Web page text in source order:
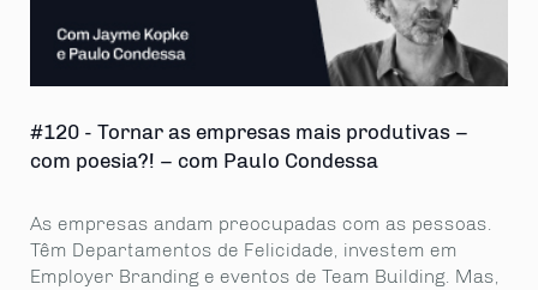
#120 - Tornar as empresas mais produtivas –
com poesia?! – com Paulo Condessa
As empresas andam preocupadas com as pessoas.
Têm Departamentos de Felicidade, investem em
Employer Branding e eventos de Team Building. Mas,